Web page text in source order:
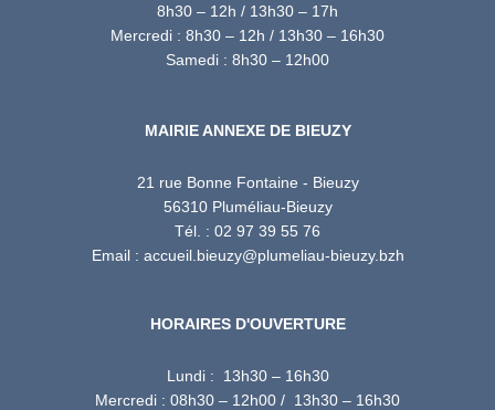
8h30 – 12h / 13h30 – 17h
Mercredi : 8h30 – 12h / 13h30 – 16h30
Samedi : 8h30 – 12h00
MAIRIE ANNEXE DE BIEUZY
21 rue Bonne Fontaine - Bieuzy
56310 Pluméliau-Bieuzy
Tél. : 02 97 39 55 76
Email : accueil.bieuzy@plumeliau-bieuzy.bzh
HORAIRES D'OUVERTURE
Lundi : 13h30 – 16h30
Mercredi : 08h30 – 12h00 / 13h30 – 16h30